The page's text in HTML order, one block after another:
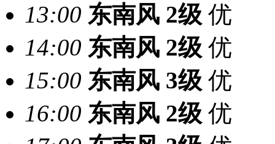
13:00 东南风 2级 优
14:00 东南风 2级 优
15:00 东南风 3级 优
16:00 东南风 2级 优